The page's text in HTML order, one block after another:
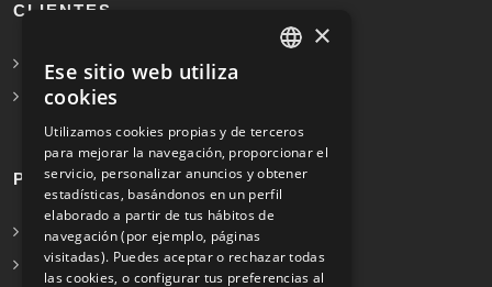
CLIENTES
Solicita Presupuesto Gratis
Preguntas frecuentes
PROFESIONALES
Info para profesionales
Registrarse
×
Ese sitio web utiliza
cookies
Utilizamos cookies propias y de terceros
para mejorar la navegación, proporcionar el
servicio, personalizar anuncios y obtener
estadísticas, basándonos en un perfil
elaborado a partir de tus hábitos de
navegación (por ejemplo, páginas
visitadas). Puedes aceptar o rechazar todas
las cookies, o configurar tus preferencias al